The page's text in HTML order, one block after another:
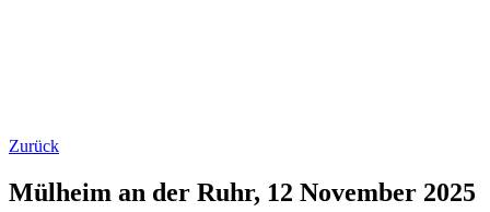
Zurück
Mülheim an der Ruhr, 12 November 2025